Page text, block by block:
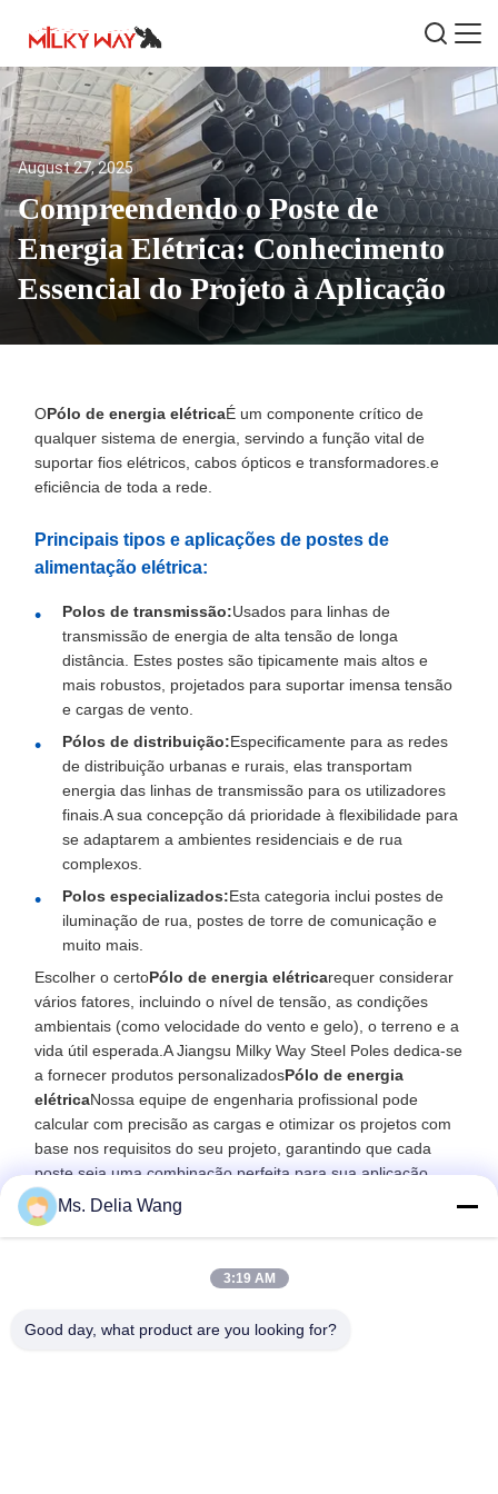
August 27, 2025
Compreendendo o Poste de
Energia Elétrica: Conhecimento
Essencial do Projeto à Aplicação
OPólo de energia elétricaÉ um componente crítico de
qualquer sistema de energia, servindo a função vital de
suportar fios elétricos, cabos ópticos e transformadores.e
eficiência de toda a rede.
Principais tipos e aplicações de postes de
alimentação elétrica:
Polos de transmissão:Usados para linhas de
transmissão de energia de alta tensão de longa
distância. Estes postes são tipicamente mais altos e
mais robustos, projetados para suportar imensa tensão
e cargas de vento.
Pólos de distribuição:Especificamente para as redes
de distribuição urbanas e rurais, elas transportam
energia das linhas de transmissão para os utilizadores
finais.A sua concepção dá prioridade à flexibilidade para
se adaptarem a ambientes residenciais e de rua
complexos.
Polos especializados:Esta categoria inclui postes de
iluminação de rua, postes de torre de comunicação e
muito mais.
Escolher o certoPólo de energia elétricarequer considerar
vários fatores, incluindo o nível de tensão, as condições
ambientais (como velocidade do vento e gelo), o terreno e a
vida útil esperada.A Jiangsu Milky Way Steel Poles dedica-se
a fornecer produtos personalizadosPólo de energia
elétricaNossa equipe de engenharia profissional pode
calcular com precisão as cargas e otimizar os projetos com
base nos requisitos do seu projeto, garantindo que cada
poste seja uma combinação perfeita para sua aplicação
específica.
Ao fornecer este conhecimento profundo da indústria,
informadas e, juntos, impulsionar a atualização e o
Ms. Delia Wang
3:19 AM
Good day, what product are you looking for?